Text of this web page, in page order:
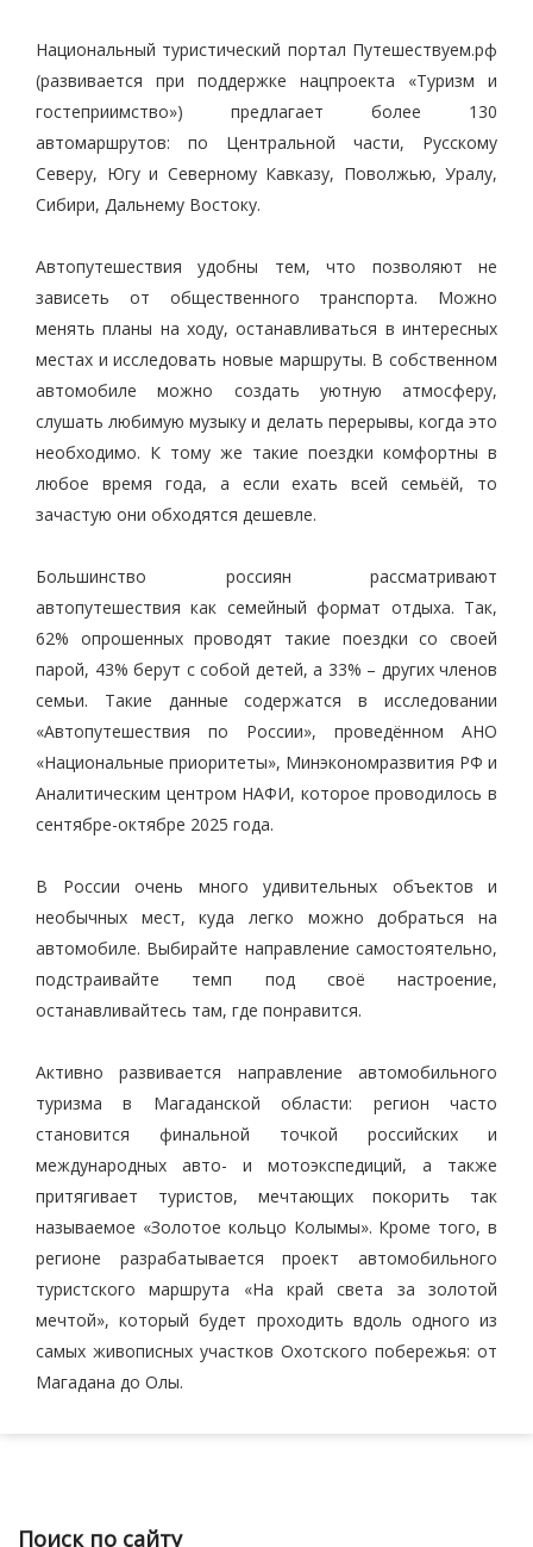
Национальный туристический портал Путешествуем.рф
(развивается при поддержке нацпроекта «Туризм и
гостеприимство») предлагает более 130
автомаршрутов: по Центральной части, Русскому
Северу, Югу и Северному Кавказу, Поволжью, Уралу,
Сибири, Дальнему Востоку.
Автопутешествия удобны тем, что позволяют не
зависеть от общественного транспорта. Можно
менять планы на ходу, останавливаться в интересных
местах и исследовать новые маршруты. В собственном
автомобиле можно создать уютную атмосферу,
слушать любимую музыку и делать перерывы, когда это
необходимо. К тому же такие поездки комфортны в
любое время года, а если ехать всей семьёй, то
зачастую они обходятся дешевле.
Большинство россиян рассматривают
автопутешествия как семейный формат отдыха. Так,
62% опрошенных проводят такие поездки со своей
парой, 43% берут с собой детей, а 33% – других членов
семьи. Такие данные содержатся в исследовании
«Автопутешествия по России», проведённом АНО
«Национальные приоритеты», Минэкономразвития РФ и
Аналитическим центром НАФИ, которое проводилось в
сентябре-октябре 2025 года.
В России очень много удивительных объектов и
необычных мест, куда легко можно добраться на
автомобиле. Выбирайте направление самостоятельно,
подстраивайте темп под своё настроение,
останавливайтесь там, где понравится.
Активно развивается направление автомобильного
туризма в Магаданской области: регион часто
становится финальной точкой российских и
международных авто- и мотоэкспедиций, а также
притягивает туристов, мечтающих покорить так
называемое «Золотое кольцо Колымы». Кроме того, в
регионе разрабатывается проект автомобильного
туристского маршрута «На край света за золотой
мечтой», который будет проходить вдоль одного из
самых живописных участков Охотского побережья: от
Магадана до Олы.
Поиск по сайту